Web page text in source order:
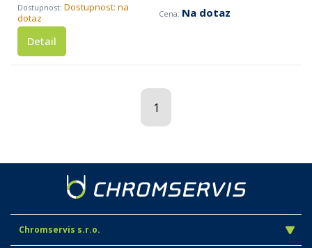
Dostupnost: na
dotaz
Na dotaz
Detail
1
Chromservis s.r.o.